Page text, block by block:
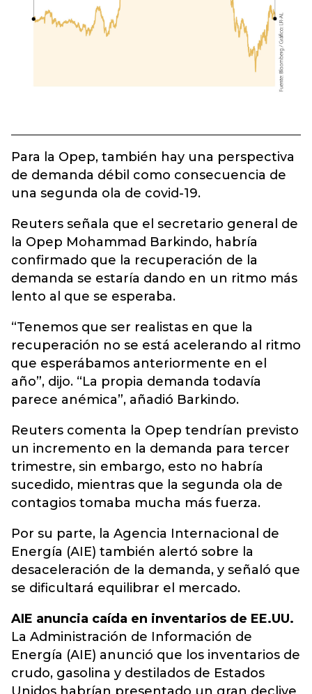
Para la Opep, también hay una perspectiva
de demanda débil como consecuencia de
una segunda ola de covid-19.
Reuters señala que el secretario general de
la Opep Mohammad Barkindo, habría
confirmado que la recuperación de la
demanda se estaría dando en un ritmo más
lento al que se esperaba.
“Tenemos que ser realistas en que la
recuperación no se está acelerando al ritmo
que esperábamos anteriormente en el
año”, dijo. “La propia demanda todavía
parece anémica”, añadió Barkindo.
Reuters comenta la Opep tendrían previsto
un incremento en la demanda para tercer
trimestre, sin embargo, esto no habría
sucedido, mientras que la segunda ola de
contagios tomaba mucha más fuerza.
Por su parte, la Agencia Internacional de
Energía (AIE) también alertó sobre la
desaceleración de la demanda, y señaló que
se dificultará equilibrar el mercado.
AIE anuncia caída en inventarios de EE.UU.
La Administración de Información de
Energía (AIE) anunció que los inventarios de
crudo, gasolina y destilados de Estados